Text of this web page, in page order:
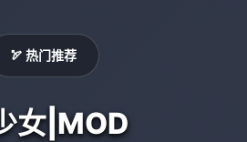
🏹 热门推荐
女|MOD